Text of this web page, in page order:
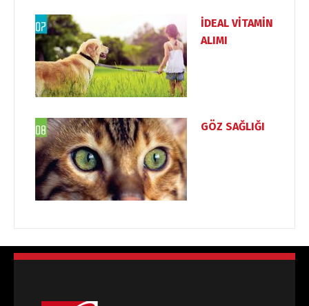
İDEAL VİTAMİN
ALIMI
GÖZ SAĞLIĞI